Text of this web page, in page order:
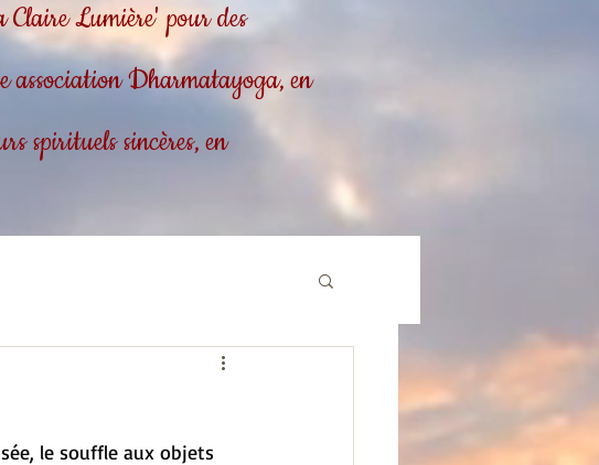
Lumière' pour des
association Dharmatayoga, en
spirituels sincères, en
le souffle aux objets